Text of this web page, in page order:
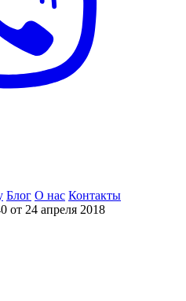
Блог О нас Контакты
24 апреля 2018